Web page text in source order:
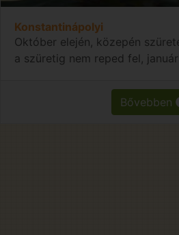
Konstantinápolyi
Október elején, közepén
a szüretig nem reped fel,
Bővebben